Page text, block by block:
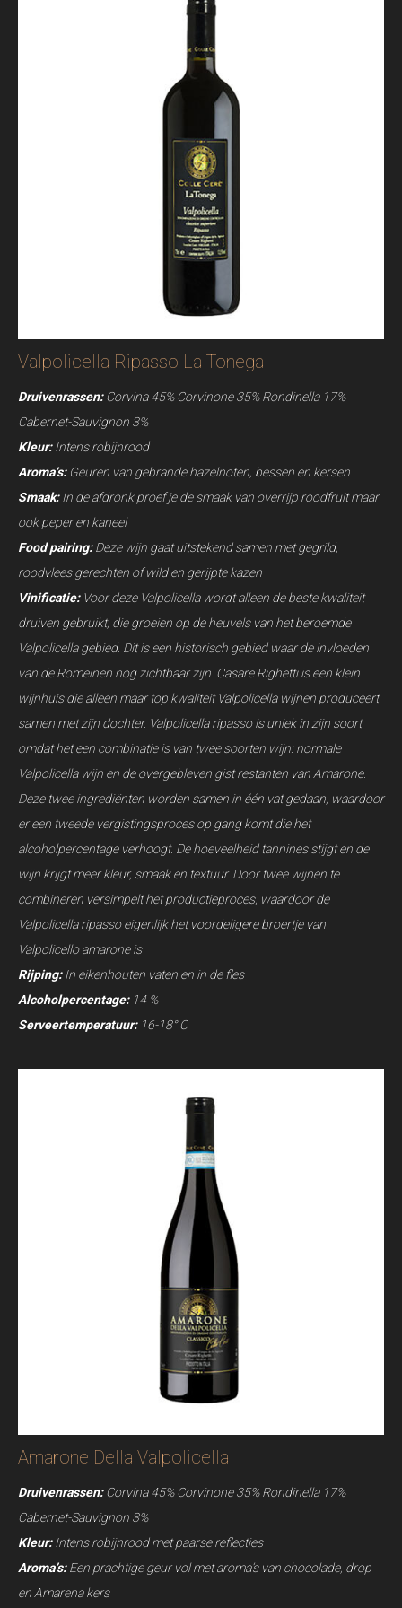
Valpolicella Ripasso La Tonega
Druivenrassen:Corvina 45% Corvinone 35% Rondinella 17%
Cabernet-Sauvignon 3%
Kleur: Intens robijnrood
Aroma’s: Geuren van gebrande hazelnoten, bessen en kersen
Smaak:In de afdronk proef je de smaak van overrijp roodfruit maar
ook peper en kaneel
Food pairing:Deze wijn gaat uitstekend samen met gegrild,
roodvlees gerechten of wild en gerijpte kazen
Vinificatie: Voor deze Valpolicella wordt alleen de beste kwaliteit
druiven gebruikt, die groeien op de heuvels van het beroemde
Valpolicella gebied. Dit is een historisch gebied waar de invloeden
van de Romeinen nog zichtbaar zijn. Casare Righetti is een klein
wijnhuis die alleen maar top kwaliteit Valpolicella wijnen produceert
samen met zijn dochter. Valpolicella ripasso is uniek in zijn soort
omdat het een combinatie is van twee soorten wijn: normale
Valpolicella wijn en de overgebleven gist restanten van Amarone.
Deze twee ingrediënten worden samen in één vat gedaan, waardoor
er een tweede vergistingsproces op gang komt die het
alcoholpercentage verhoogt. De hoeveelheid tannines stijgt en de
wijn krijgt meer kleur, smaak en textuur. Door twee wijnen te
combineren versimpelt het productieproces, waardoor de
Valpolicella ripasso eigenlijk het voordeligere broertje van
Valpolicello amarone is
Rijping: In eikenhouten vaten en in de fles
Alcoholpercentage:14 %
Serveertemperatuur:16-18° C
Amarone Della Valpolicella
Druivenrassen:Corvina 45% Corvinone 35% Rondinella 17%
Cabernet-Sauvignon 3%
Kleur: Intens robijnrood met paarse reflecties
Aroma’s:Een prachtige geur vol met aroma’s van chocolade, drop
en Amarena kers